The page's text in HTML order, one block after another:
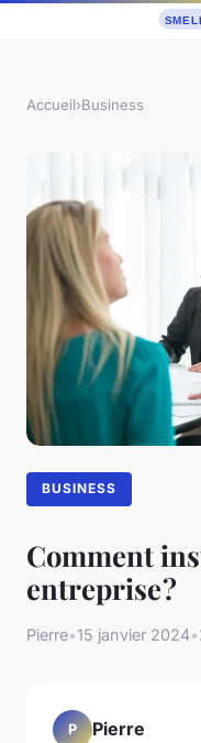
Accueil›Business
BUSINESS
Comment
entreprise ?
Pierre•15 janvier 2024•
P Pierre